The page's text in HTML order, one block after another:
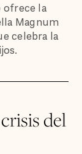
ofrece la
Magnum
celebra la
del